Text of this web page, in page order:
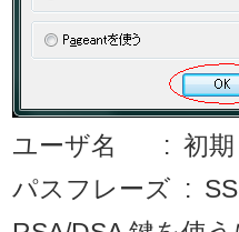
ユーザ名 : 初期
パスフレーズ :